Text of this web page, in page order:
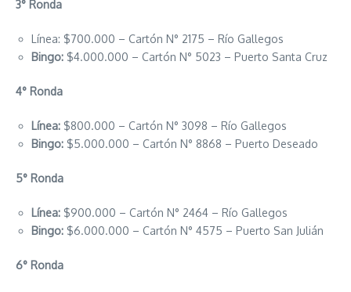
3° Ronda
Línea: $700.000 – Cartón N° 2175 – Río Gallegos
Bingo: $4.000.000 – Cartón N° 5023 – Puerto Santa Cruz
4° Ronda
Línea: $800.000 – Cartón N° 3098 – Río Gallegos
Bingo: $5.000.000 – Cartón N° 8868 – Puerto Deseado
5° Ronda
Línea: $900.000 – Cartón N° 2464 – Río Gallegos
Bingo: $6.000.000 – Cartón N° 4575 – Puerto San Julián
6° Ronda